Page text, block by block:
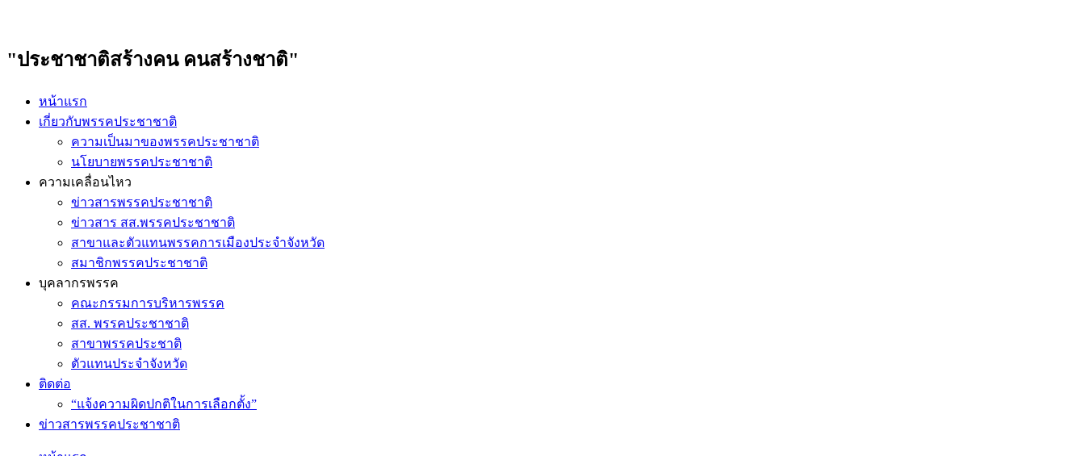
"ประชาชาติสร้างคน คนสร้างชาติ"
หน้าแรก
เกี่ยวกับพรรคประชาชาติ
ความเป็นมาของพรรคประชาชาติ
นโยบายพรรคประชาชาติ
ความเคลื่อนไหว
ข่าวสารพรรคประชาชาติ
ข่าวสาร สส.พรรคประชาชาติ
สาขาและตัวแทนพรรคการเมืองประจำจังหวัด
สมาชิกพรรคประชาชาติ
บุคลากรพรรค
คณะกรรมการบริหารพรรค
สส. พรรคประชาชาติ
สาขาพรรคประชาติ
ตัวแทนประจำจังหวัด
ติดต่อ
“แจ้งความผิดปกติในการเลือกตั้ง”
ข่าวสารพรรคประชาชาติ